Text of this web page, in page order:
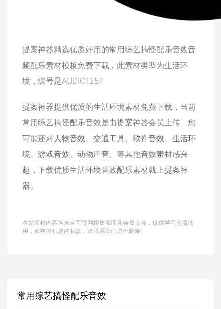
提案神器精选优质好用的常用综艺搞怪配乐音效音
频配乐素材模板免费下载，此素材类型为生活环
境，编号是AUDIO1257
提案神器提供优质的生活环境素材免费下载，当前
常用综艺搞怪配乐音效是由提案神器会员上传，您
可能还对人物音效、 交通工具、 软件音效、 生活环
境、 游戏音效、 动物声音、等其他音效素材感兴
趣，下载优质生活环境音效配乐素材就上提案神
器。
本站素材内容均来自互联网搜集整理及会员上传，仅供学习交流使
用，如有侵犯您的权益，请联系我们进行删除
常用综艺搞怪配乐音效